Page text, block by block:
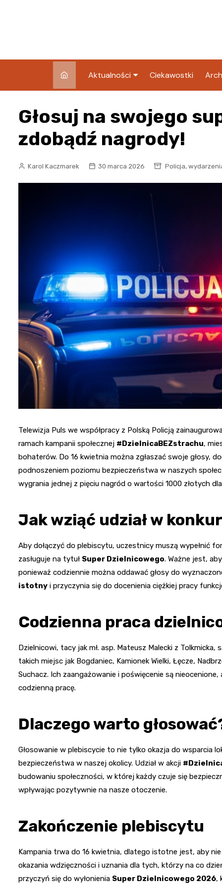
Aktualności
Blog
Ciekawostki
Głosuj na swojego
zdobądź nagrody!
Karol Kaczmarek 30 marca 2026 Policja,
Telewizja Puls we współpracy z Polską Policją
ramach kampanii społecznej #DzielnicaBEZstrachu,
bohaterów. Do 16 kwietnia można zgłaszać swoje głosy,
podnoszeniem poziomu bezpieczeństwa w naszych
wygrania jednej z pięciu nagród o wartości 1000 złotych
Jak wziąć udział w
Aby dołączyć do plebiscytu, uczestnicy muszą wypełnić
zasługuje na tytuł Super Dzielnicowego. Ważne jest,
ponieważ codziennie można oddawać głosy do
istotny i przyczynia się do docenienia ciężkiej pracy
Codzienna praca
Dzielnicowi, tacy jak mł. asp. Mateusz Malecki z
takich miejsc jak Bogdaniec, Kamionek Wielki, Łęcze,
Suchacz. Ich zaangażowanie i poświęcenie są
codzienną pracę.
Dlaczego warto
Głosowanie w plebiscycie to nie tylko okazja do wsparcia
bezpieczeństwa w naszej okolicy. Udział w akcji
budowaniu społeczności, w której każdy czuje się
wpływając pozytywnie na nasze otoczenie.
Zakończenie plebiscytu
Kampania trwa do 16 kwietnia, dlatego istotne jest, aby
okazania wdzięczności i uznania dla tych, którzy na co
przyczyń się do wyłonienia Super Dzielnicowego 2026,